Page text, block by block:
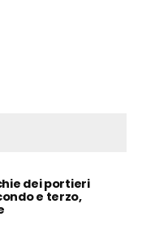
dei portieri
e terzo,